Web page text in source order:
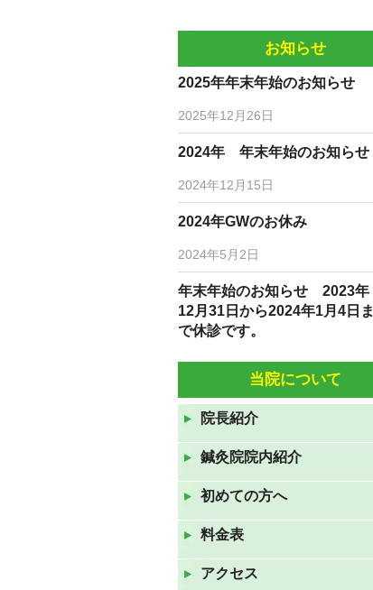
お知らせ
2025年年末年始のお知らせ
2025年12月26日
2024年 年末年始のお知らせ
2024年12月15日
2024年GWのお休み
2024年5月2日
年末年始のお知らせ 2023年
12月31日から2024年1月4日ま
で休診です。
10月5日(水)6日(木)は臨時休診
です。
す。
は夏休みです。
当院について
院長紹介
鍼灸院院内紹介
初めての方へ
料金表
アクセス